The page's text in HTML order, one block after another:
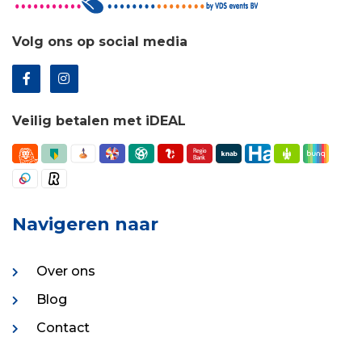
Volg ons op social media
Veilig betalen met iDEAL
Navigeren naar
Over ons
Blog
Contact